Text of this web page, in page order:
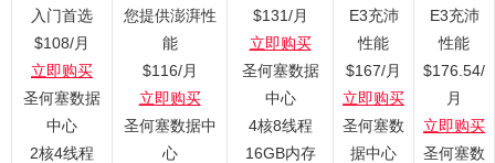
入门首选
$108/月
立即购买
圣何塞数据
中心
2核4线程
您提供澎湃性
能
$116/月
立即购买
圣何塞数据中
心
$131/月
立即购买
圣何塞数据
中心
4核8线程
16GB内存
E3充沛
性能
$167/月
立即购买
圣何塞数
据中心
E3充沛
性能
$176.54/
月
立即购买
圣何塞数